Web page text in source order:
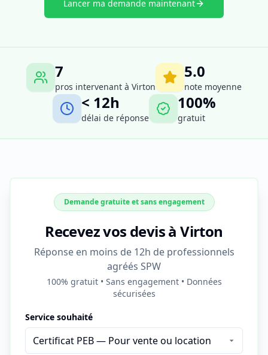
Lancer ma demande maintenant
7
pros intervenant à Virton
5.0
note moyenne
< 12h
délai de réponse
100%
gratuit
Demande gratuite et sans engagement
Recevez vos devis à Virton
Réponse en moins de 12h de professionnels
agréés SPW
100% gratuit • Sans engagement • Données
sécurisées
Service souhaité